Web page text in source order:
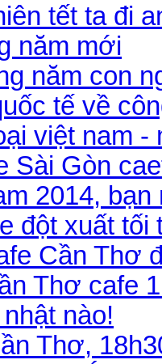
tết ta đi
năm mới
năm con
tế về
việt nam -
Sài Gòn
2014,
đột xuất tối
Cần Thơ
Thơ cafe
nào!
Thơ,